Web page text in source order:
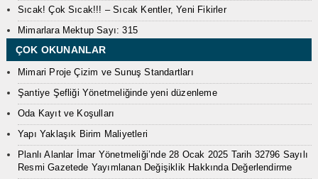
Sıcak! Çok Sıcak!!! – Sıcak Kentler, Yeni Fikirler
Mimarlara Mektup Sayı: 315
ÇOK OKUNANLAR
Mimari Proje Çizim ve Sunuş Standartları
Şantiye Şefliği Yönetmeliğinde yeni düzenleme
Oda Kayıt ve Koşulları
Yapı Yaklaşık Birim Maliyetleri
Planlı Alanlar İmar Yönetmeliği’nde 28 Ocak 2025 Tarih 32796 Sayılı
Resmi Gazetede Yayımlanan Değişiklik Hakkında Değerlendirme